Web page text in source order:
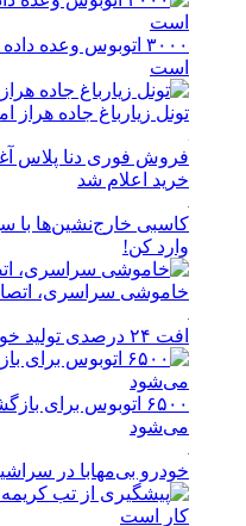
۳۰۰۰ اتوبوس وعده
است
تونل زیارباغ جاده
فروش فوری دنا پلاس
خرید اعلام شد
وارد کن!
خاموشی سراسری،
افت ۲۴ درصدی تولید خودرو در کشور
۶۵۰۰ اتوبوس برای
می‌شود
خودرو بی‌مهابا در